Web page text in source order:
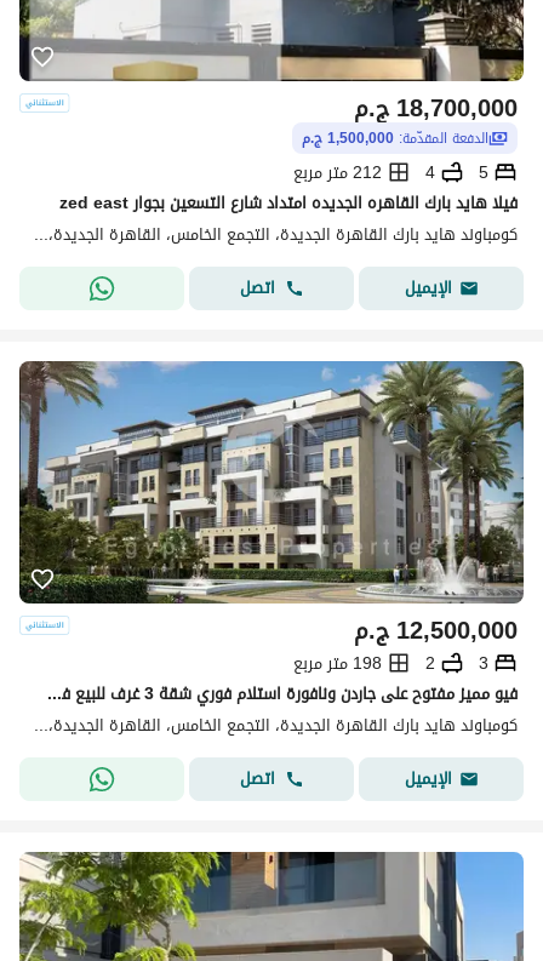
ج.م18,700,000
الدفعة المقدّمة: 1,500,000 ج.م
5
4
212 متر مربع
فيلا هايد بارك القاهره الجديده امتداد شارع التسعين بجوار zed east
كومباوند هايد بارك القاهرة الجديدة، التجمع الخامس، القاهرة الجديدة، القاهرة
الإيميل
اتصل
ج.م12,500,000
3
2
198 متر مربع
فيو مميز مفتوح على جاردن ونافورة استلام فوري شقة 3 غرف للبيع في كمباوند هايد بارك التجمع الخامس القاهرة الجديدة
كومباوند هايد بارك القاهرة الجديدة، التجمع الخامس، القاهرة الجديدة، القاهرة
الإيميل
اتصل